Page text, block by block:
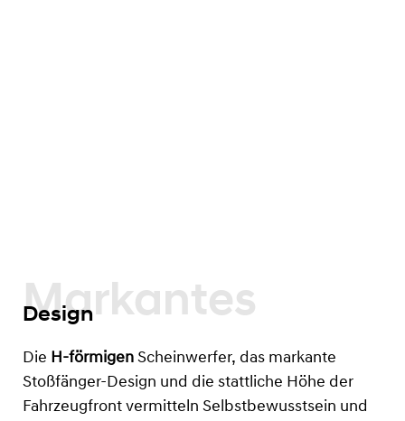
Markantes
Design
Die H-förmigen Scheinwerfer, das markante
Stoßfänger-Design und die stattliche Höhe der
Fahrzeugfront vermitteln Selbstbewusstsein und